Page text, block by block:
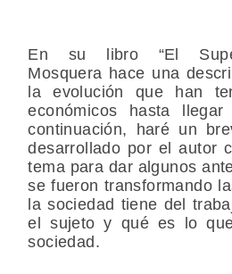
En su libro “El
Mosquera hace una
la evolución que han
económicos hasta
continuación, haré un
desarrollado por el autor
tema para dar algunos
se fueron transformando
la sociedad tiene del
el sujeto y qué es lo
sociedad.